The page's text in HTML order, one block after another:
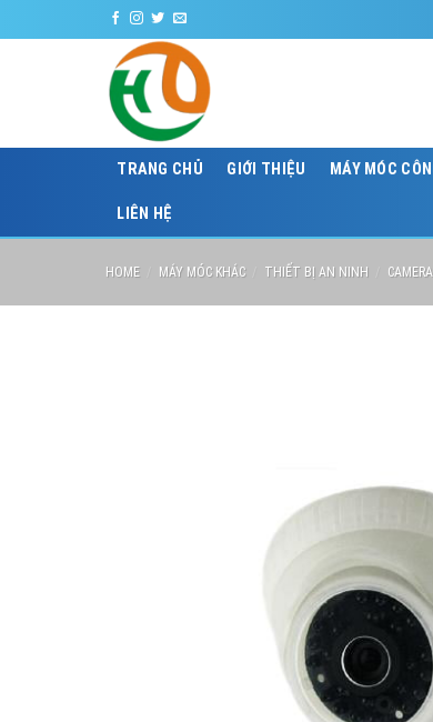
to
TRANG CHỦ GIỚI THIỆU MÁY MÓC
LIÊN HỆ
HOME MÁY MÓC KHÁC THIẾT BỊ AN NINH CAMERA